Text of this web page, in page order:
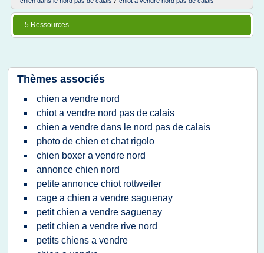
5 Ressources
Thèmes associés
chien a vendre nord
chiot a vendre nord pas de calais
chien a vendre dans le nord pas de calais
photo de chien et chat rigolo
chien boxer a vendre nord
annonce chien nord
petite annonce chiot rottweiler
cage a chien a vendre saguenay
petit chien a vendre saguenay
petit chien a vendre rive nord
petits chiens a vendre